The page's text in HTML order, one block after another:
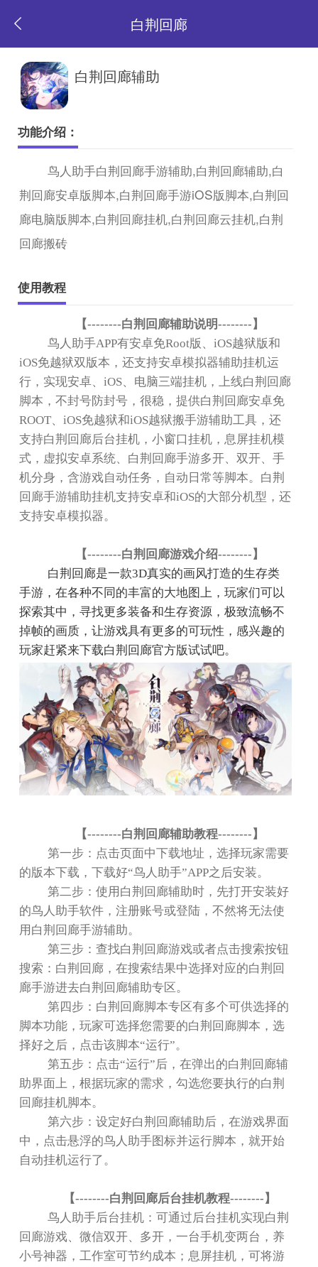
白荆回廊
返
页
白荆回廊辅助
功能介绍：
鸟人助手白荆回廊手游辅助,白荆回廊辅助,白
荆回廊安卓版脚本,白荆回廊手游iOS版脚本,白荆回
廊电脑版脚本,白荆回廊挂机,白荆回廊云挂机,白荆
回廊搬砖
使用教程
【--------白荆回廊辅助说明--------】
鸟人助手APP有安卓免Root版、iOS越狱版和
iOS免越狱双版本，还支持安卓模拟器辅助挂机运
行，实现安卓、iOS 、电脑三端挂机，上线白荆回廊
脚本，不封号防封号，很稳，提供白荆回廊安卓免
ROOT 、iOS免越狱和iOS越狱搬手游辅助工具，还
支持白荆回廊后台挂机，小窗口挂机，息屏挂机模
式，虚拟安卓系统、白荆回廊手游多开、双开、手
机分身，含游戏自动任务，自动日常等脚本。白荆
回廊手游辅助挂机支持安卓和iOS的大部分机型，还
支持安卓模拟器。
【--------白荆回廊游戏介绍--------】
白荆回廊是一款3D真实的画风打造的生存类
手游，在各种不同的丰富的大地图上，玩家们可以
探索其中，寻找更多装备和生存资源，极致流畅不
掉帧的画质，让游戏具有更多的可玩性，感兴趣的
玩家赶紧来下载白荆回廊官方版试试吧。
【--------白荆回廊辅助教程-------- 】
第一步：点击页面中下载地址，选择玩家需要
的版本下载，下载好“鸟人助手”APP之后安装。
第二步：使用白荆回廊辅助时，先打开安装好
的鸟人助手软件，注册账号或登陆，不然将无法使
用白荆回廊手游辅助。
第三步：查找白荆回廊游戏或者点击搜索按钮
搜索：白荆回廊，在搜索结果中选择对应的白荆回
廊手游进去白荆回廊辅助专区。
第四步：白荆回廊脚本专区有多个可供选择的
脚本功能，玩家可选择您需要的白荆回廊脚本，选
择好之后，点击该脚本“运行”。
第五步：点击“运行”后，在弹出的白荆回廊辅
助界面上，根据玩家的需求，勾选您要执行的白荆
回廊挂机脚本。
第六步：设定好白荆回廊辅助后，在游戏界面
中，点击悬浮的鸟人助手图标并运行脚本，就开始
自动挂机运行了。
【--------白荆回廊后台挂机教程-------- 】
鸟人助手后台挂机：可通过后台挂机实现白荆
回廊游戏、微信双开、多开，一台手机变两台，养
小号神器，工作室可节约成本；息屏挂机，可将游